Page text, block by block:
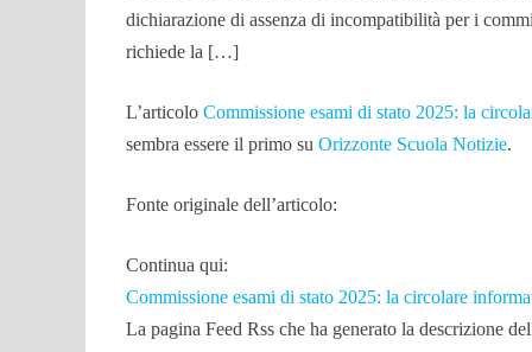
dichiarazione di assenza di incompatibilità per i
richiede la […]
L’articoloCommissione esami di stato 2025: la
sembra essere il primo suOrizzonte Scuola Notizie.
Fonte originale dell’articolo:
Continua qui:
Commissione esami di stato 2025: la circolare
La pagina Feed Rss che ha generato la descrizione